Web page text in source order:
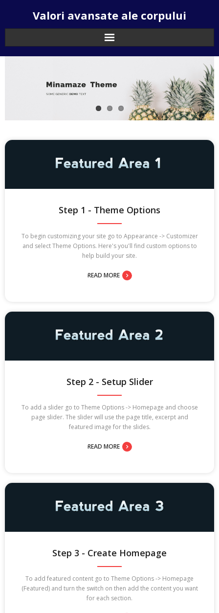
Valori avansate ale corpului
Step 1 - Theme Options
To begin customizing your site go to Appearance -> Customizer
and select Theme Options. Here's you'll find custom options to
help build your site.
READ MORE
Step 2 - Setup Slider
To add a slider go to Theme Options -> Homepage and choose
page slider. The slider will use the page title, excerpt and
featured image for the slides.
READ MORE
Step 3 - Create Homepage
To add featured content go to Theme Options -> Homepage
(Featured) and turn the switch on then add the content you want
for each section.